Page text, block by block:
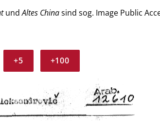
undAltes Chinasind sog. Image Public
+5 +100